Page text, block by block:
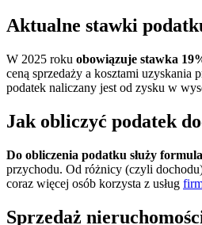
Aktualne stawki
W 2025 roku obowiązuje stawka
ceną sprzedaży a kosztami uzyskania
podatek naliczany jest od zysku w
Jak obliczyć podatek
Do obliczenia podatku służy
przychodu. Od różnicy (czyli
coraz więcej osób korzysta z usług
Sprzedaż